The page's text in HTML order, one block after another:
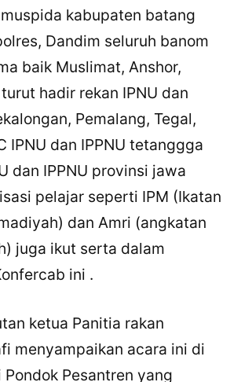
kabupaten batang
Dandim seluruh banom
baik Muslimat, Anshor,
hadir rekan IPNU dan
Pemalang, Tegal,
IPNU dan IPPNU tetanggga
dan IPPNU provinsi jawa
pelajar seperti IPM (Ikatan
dan Amri (angkatan
juga ikut serta dalam
ini .
ketua Panitia rakan
menyampaikan acara ini di
Pondok Pesantren yang